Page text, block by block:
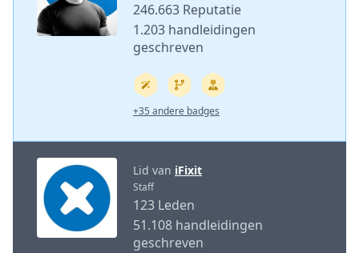
246.663 Reputatie
1.203 handleidingen
geschreven
+35 andere badges
Lid van iFixit
Staff
123 Leden
51.108 handleidingen
geschreven